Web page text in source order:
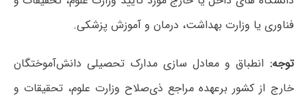
فناوری یا وزارت بهداشت، درمان و آموزش پزشکی.
توجه: انطباق و معادل سازی مدارک تحصیلی دانش‌آموختگان
خارج از کشور برعهده مراجع ذی‌صلاح وزارت علوم، تحقیقات و